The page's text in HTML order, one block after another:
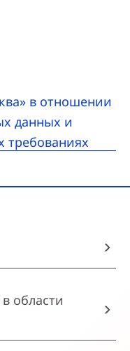
в отношении
данных и
требованиях
области